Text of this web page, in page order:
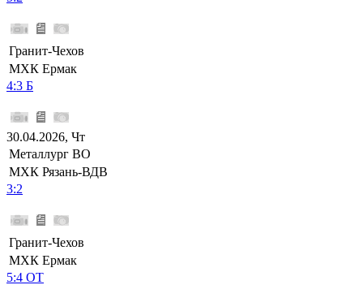
Гранит-Чехов
МХК Ермак
4:3 Б
30.04.2026, Чт
Металлург ВО
МХК Рязань-ВДВ
3:2
Гранит-Чехов
МХК Ермак
5:4 ОТ